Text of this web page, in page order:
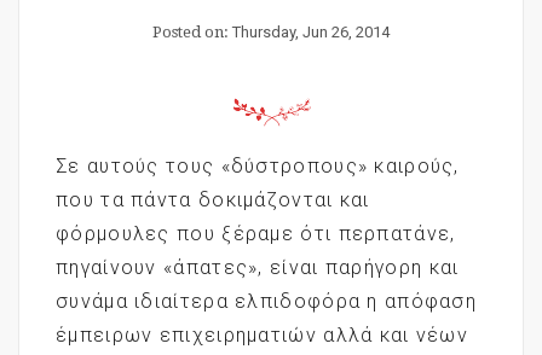
Posted on: Thursday, Jun 26, 2014
Σε αυτούς τους «δύστροπους» καιρούς,
που τα πάντα δοκιμάζονται και
φόρμουλες που ξέραμε ότι περπατάνε,
πηγαίνουν «άπατες», είναι παρήγορη και
συνάμα ιδιαίτερα ελπιδοφόρα η απόφαση
έμπειρων επιχειρηματιών αλλά και νέων